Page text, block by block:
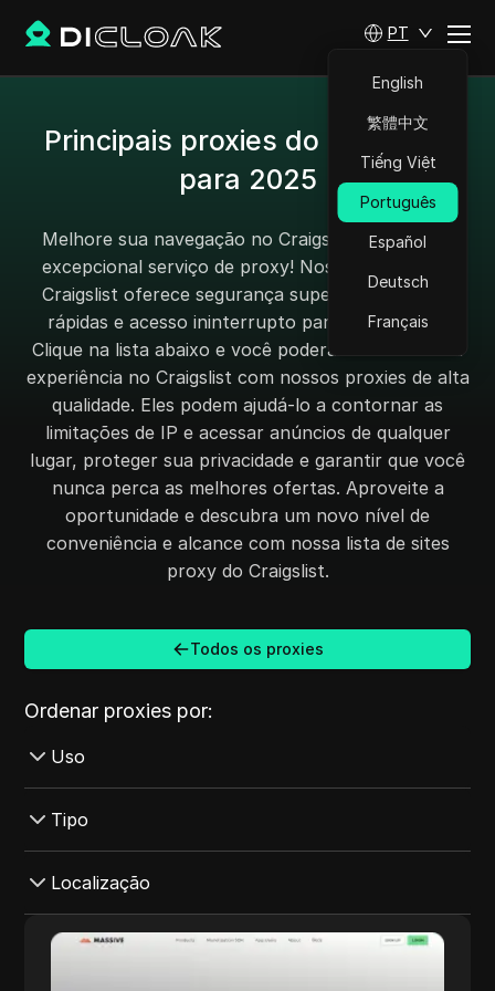
PT
English
繁體中文
Tiếng Việt
Português
Español
Deutsch
Français
Principais proxies do Craigslist
para 2025
Melhore sua navegação no Craigslist com nosso
excepcional serviço de proxy! Nosso proxy para
Craigslist oferece segurança superior, respostas
rápidas e acesso ininterrupto para os usuários.
Clique na lista abaixo e você poderá maximizar sua
experiência no Craigslist com nossos proxies de alta
qualidade. Eles podem ajudá-lo a contornar as
limitações de IP e acessar anúncios de qualquer
lugar, proteger sua privacidade e garantir que você
nunca perca as melhores ofertas. Aproveite a
oportunidade e descubra um novo nível de
conveniência e alcance com nossa lista de sites
proxy do Craigslist.
Todos os proxies
Ordenar proxies por:
Uso
YesMovies
Torrent Galaxy
Kickass Torrent
Tipo
Centro de Dados
Localização
Dinamarca Massive